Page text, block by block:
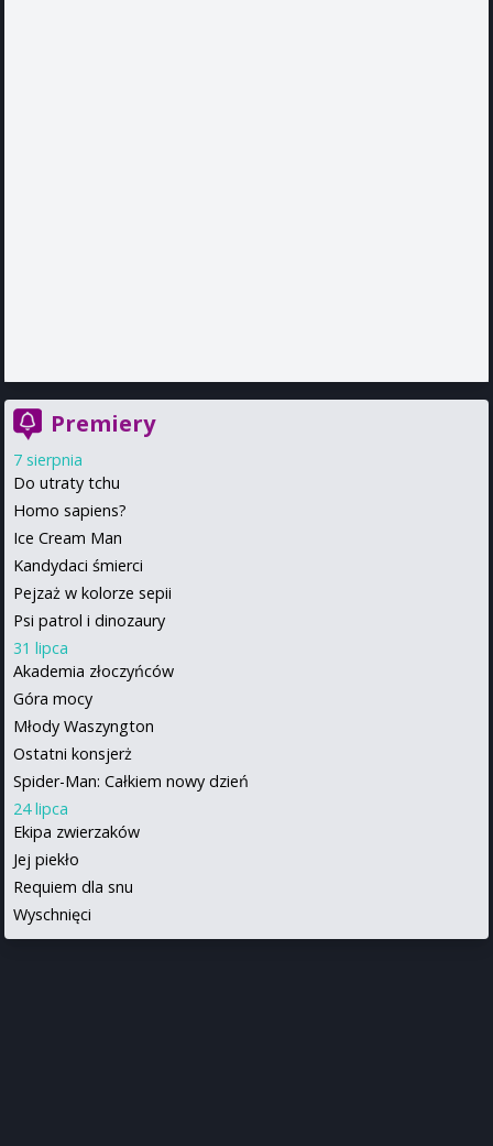
Premiery
7 sierpnia
Do utraty tchu
Homo sapiens?
Ice Cream Man
Kandydaci śmierci
Pejzaż w kolorze sepii
Psi patrol i dinozaury
31 lipca
Akademia złoczyńców
Góra mocy
Młody Waszyngton
Ostatni konsjerż
Spider-Man: Całkiem nowy dzień
24 lipca
Ekipa zwierzaków
Jej piekło
Requiem dla snu
Wyschnięci